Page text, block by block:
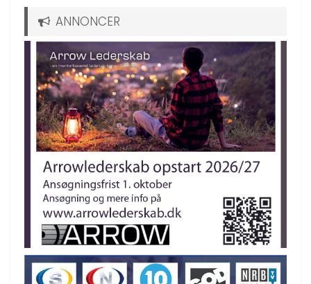
ANNONCER